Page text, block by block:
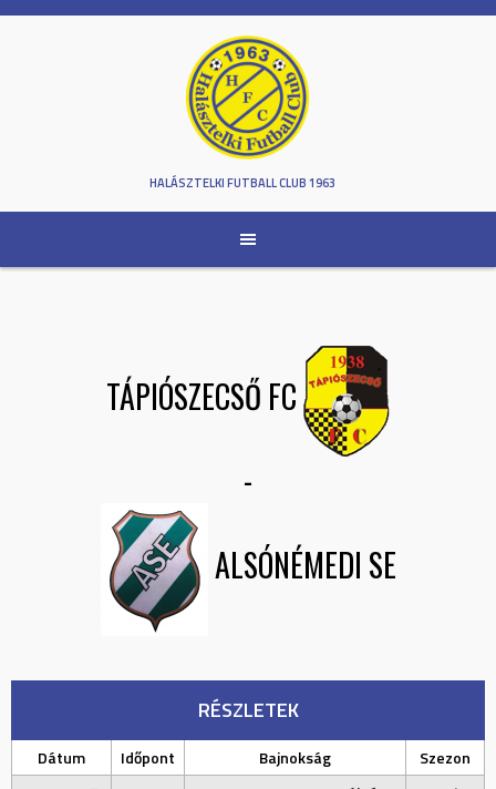
Skip
HALÁSZTELKI FUTBALL CLUB 1963
TÁPIÓSZECSŐ FC
-
ALSÓNÉMEDI SE
RÉSZLETEK
Dátum Időpont Bajnokság
Szezon